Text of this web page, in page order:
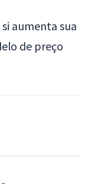
aumenta sua
de preço